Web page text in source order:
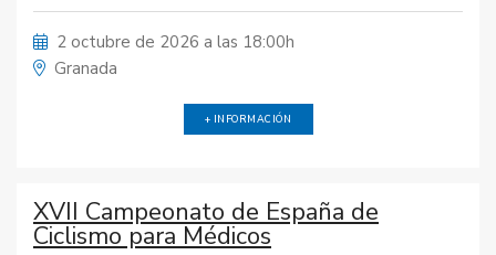
2 octubre de 2026 a las 18:00h
Granada
+ INFORMACIÓN
XVII Campeonato de España de
Ciclismo para Médicos